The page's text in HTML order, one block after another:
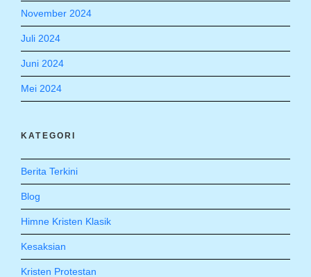
November 2024
Juli 2024
Juni 2024
Mei 2024
KATEGORI
Berita Terkini
Blog
Himne Kristen Klasik
Kesaksian
Kristen Protestan